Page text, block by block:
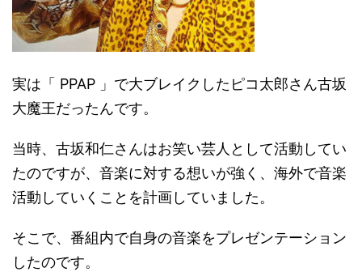
実は「 PPAP 」で大ブレイクしたピコ太郎さん古坂
大魔王だったんです。
当時、古坂和仁さんはお笑い芸人として活動してい
たのですが、音楽に対する想いが強く、海外で音楽
活動していくことを計画していました。
そこで、番組内で自身の音楽をプレゼンテーション
したのです。